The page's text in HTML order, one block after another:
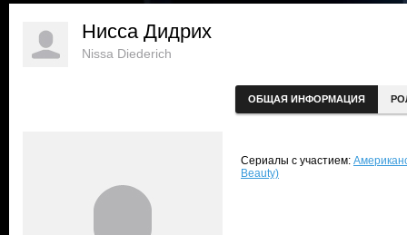
Нисса Дидрих
Nissa Diederich
ОБЩАЯ ИНФОРМАЦИЯ
Сериалы с участием:
Beauty)